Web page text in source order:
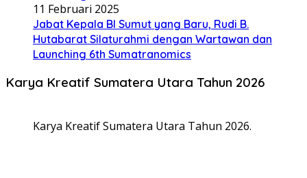
11 Februari 2025
Jabat Kepala BI Sumut yang Baru, Rudi B.
Hutabarat Silaturahmi dengan Wartawan dan
Launching 6th Sumatranomics
Karya Kreatif Sumatera Utara Tahun 2026
Karya Kreatif Sumatera Utara Tahun 2026.